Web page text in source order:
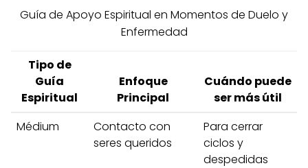
Guía de Apoyo Espiritual en Momentos de Duelo y
Enfermedad
Tipo de
Guía
Espiritual
Enfoque
Principal
Cuándo puede
ser más útil
Médium
Contacto con
seres queridos
Para cerrar
ciclos y
despedidas